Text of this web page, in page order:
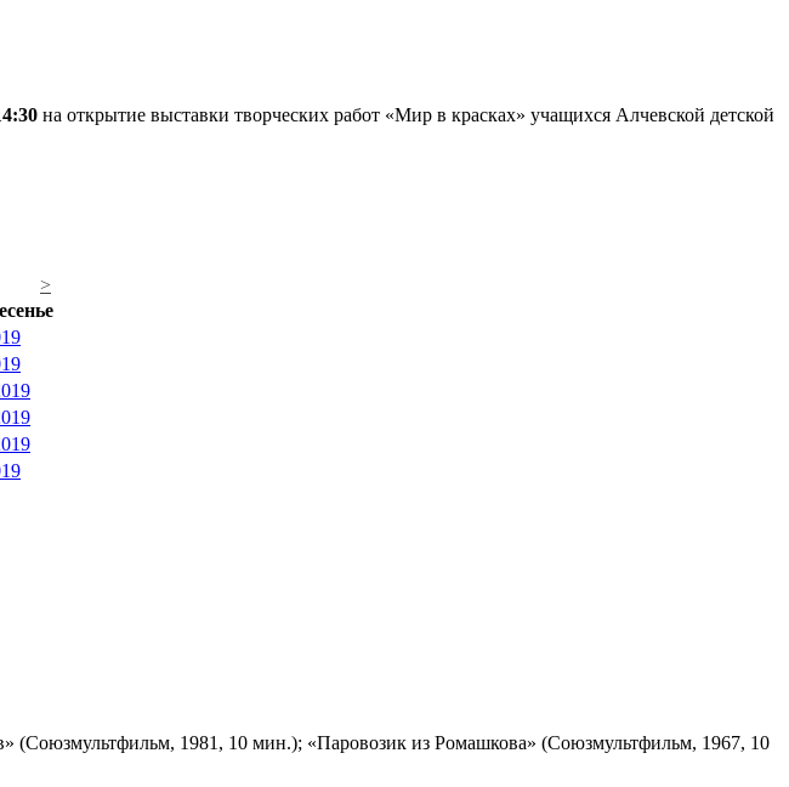
на открытие выставки творческих работ «Мир в красках» учащихся Алчевской детской
>
1981, 10 мин.); «Паровозик из Ромашкова» (Союзмультфильм, 1967, 10